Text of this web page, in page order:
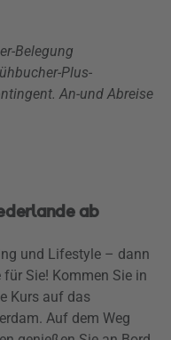
Belegung
Plus-
An-und Abreise
ab
und Lifestyle – dann
für Sie! Kommen Sie in
Kurs auf das
Auf dem Weg